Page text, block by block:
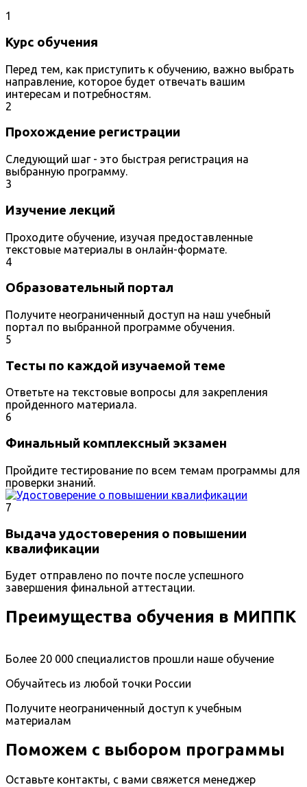
1
Курс обучения
Перед тем, как приступить к обучению, важно выбрать
направление, которое будет отвечать вашим
интересам и потребностям.
2
Прохождение регистрации
Следующий шаг - это быстрая регистрация на
выбранную программу.
3
Изучение лекций
Проходите обучение, изучая предоставленные
текстовые материалы в онлайн-формате.
4
Образовательный портал
Получите неограниченный доступ на наш учебный
портал по выбранной программе обучения.
5
Тесты по каждой изучаемой теме
Ответьте на текстовые вопросы для закрепления
пройденного материала.
6
Финальный комплексный экзамен
Пройдите тестирование по всем темам программы для
проверки знаний.
7
Выдача удостоверения о повышении
квалификации
Будет отправлено по почте после успешного
завершения финальной аттестации.
Преимущества обучения в МИППК
Более 20 000 специалистов прошли наше обучение
Обучайтесь из любой точки России
Получите неограниченный доступ к учебным
материалам
Поможем с выбором программы
Оставьте контакты, с вами свяжется менеджер